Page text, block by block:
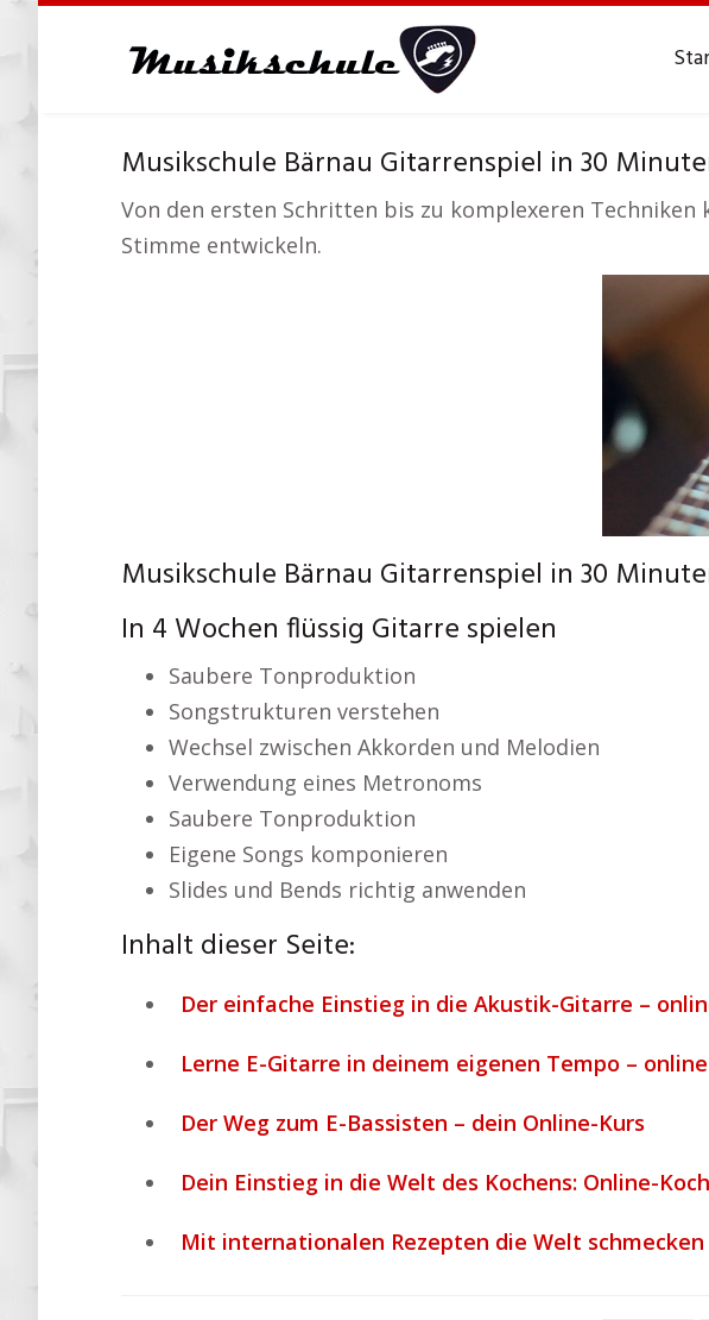
content
Musikschule Bärnau Gitarrenspiel in 30
Von den ersten Schritten bis zu komplexeren
Stimme entwickeln.
Musikschule Bärnau Gitarrenspiel in 30
In 4 Wochen flüssig Gitarre spielen
Saubere Tonproduktion
Songstrukturen verstehen
Wechsel zwischen Akkorden und Melodien
Verwendung eines Metronoms
Saubere Tonproduktion
Eigene Songs komponieren
Slides und Bends richtig anwenden
Inhalt dieser Seite:
Der einfache Einstieg in die Akustik-Gitarre –
Lerne E-Gitarre in deinem eigenen Tempo – online
Der Weg zum E-Bassisten – dein Online-Kurs
Dein Einstieg in die Welt des Kochens: Online-
Mit internationalen Rezepten die Welt schmecken